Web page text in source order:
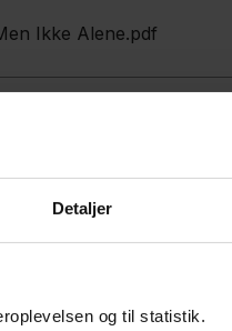
Detaljer
og til statistik.
Ikke Alene.pdf
I Et